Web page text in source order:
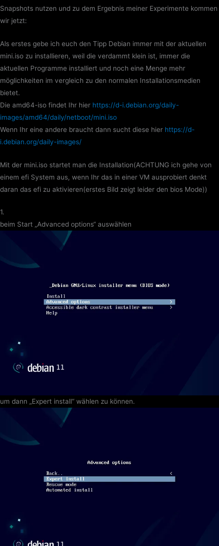
Snapshots nutzen und zu dem Ergebnis meiner Experimente kommen
wir jetzt:
Als erstes gebe ich euch den Tipp Debian immer mit der aktuellen
mini.iso zu installieren, weil die verdammt klein ist, immer die
aktuellen Programme installiert und noch eine Menge mehr
möglichkeiten im vergleich zu den normalen Installationsmedien
bietet.
Die amd64-iso findet Ihr hier https://d-i.debian.org/daily-
images/amd64/daily/netboot/mini.iso
Wenn Ihr eine andere braucht dann sucht diese hier https://d-
i.debian.org/daily-images/
Mit der mini.iso startet man die Installation(ACHTUNG ich gehe von
einem efi System aus, wenn Ihr das in einer VM ausprobiert denkt
daran das efi zu aktivieren(erstes Bild zeigt leider den bios Mode))
1.
beim Start „Advanced options“ auswählen
um dann „Expert install“ wählen zu können.